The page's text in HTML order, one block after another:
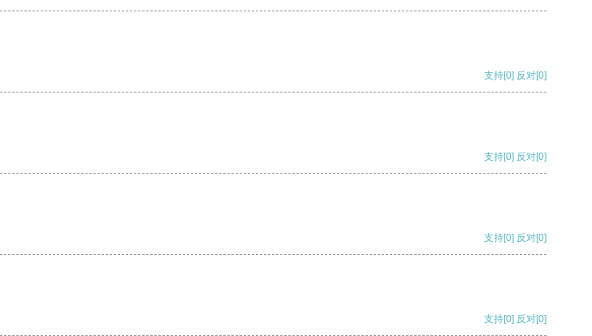
支持[0] 反对[0]
支持[0] 反对[0]
支持[0] 反对[0]
支持[0] 反对[0]